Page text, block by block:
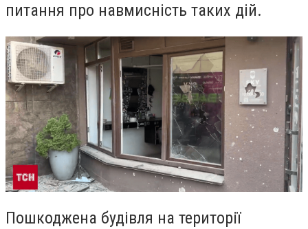
питання про навмисність таких дій.
Пошкоджена будівля на території